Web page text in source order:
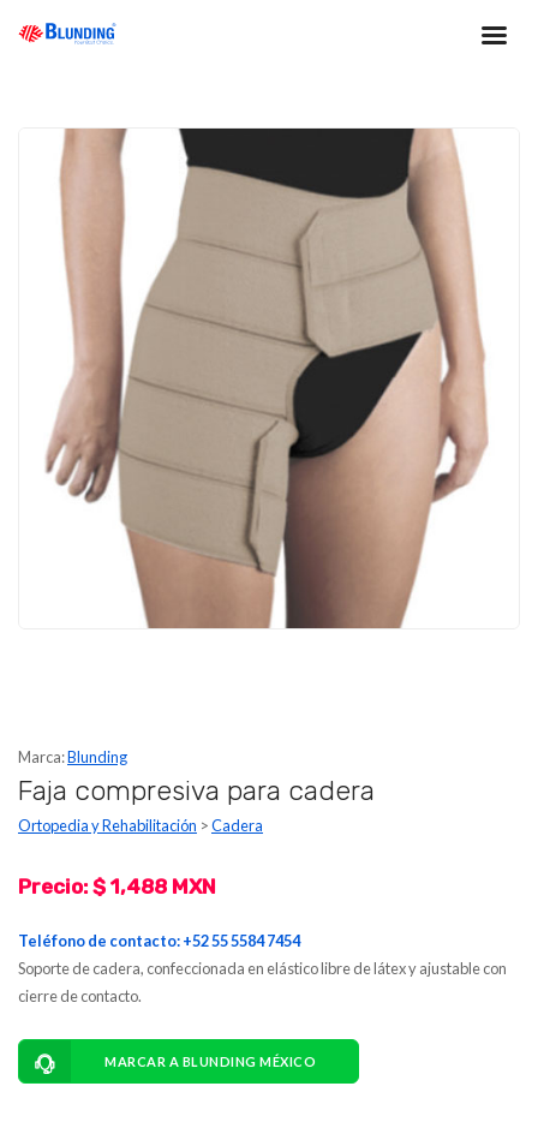
Marca:Blunding
Faja compresiva para cadera
Ortopedia y Rehabilitación >Cadera
Precio: $ 1,488 MXN
Teléfono de contacto: +52 55 5584 7454
Soporte de cadera, confeccionada en elástico libre de látex y ajustable con
cierre de contacto.
MARCAR A BLUNDING MÉXICO